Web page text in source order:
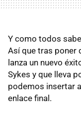
Y como todos
Así que tras poner
lanza un nuevo
Sykes y que lleva
podemos insertar
enlace final.